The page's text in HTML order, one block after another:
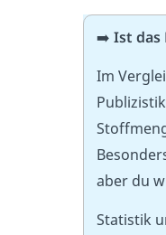
➡️ Ist das
Im
aber du
Statistik